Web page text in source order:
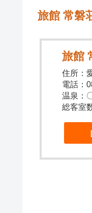
旅館 常磐
旅館
住所：
電話：
温泉：
総客室